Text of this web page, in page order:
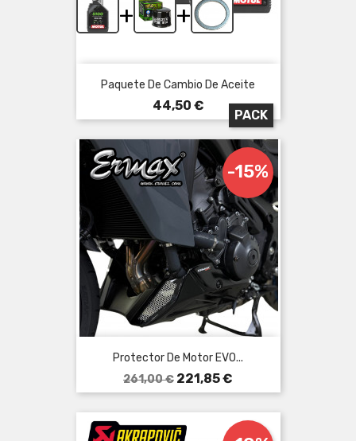
+ +
Paquete De Cambio De Aceite
Precio
44,50 €
PACK
Protector De Motor EVO...
Precio
base
261,00 €
-15%
Precio
221,85 €